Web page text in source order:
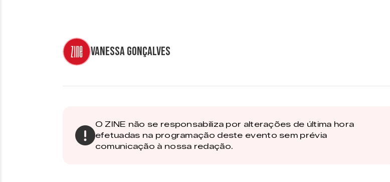
Vanessa Gonçalves
O ZINE não se responsabiliza por alterações de última hora
efetuadas na programação deste evento sem prévia
comunicação à nossa redação.